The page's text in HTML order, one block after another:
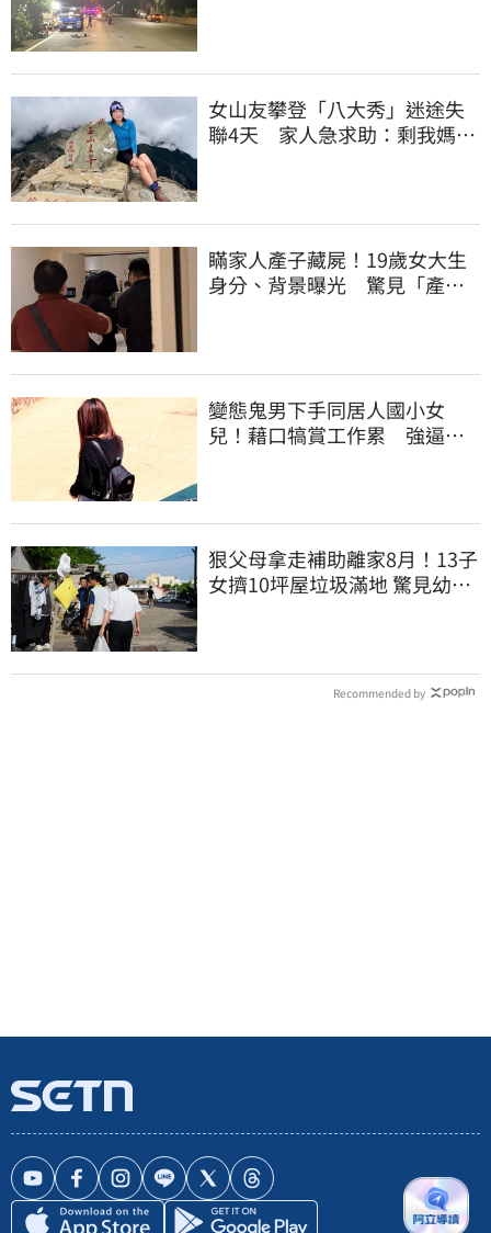
女山友攀登「八大秀」迷途失
聯4天 家人急求助：剩我媽還
瞞家人產子藏屍！19歲女大生
身分、背景曝光 驚見「產檢
變態鬼男下手同居人國小女
兒！藉口犒賞工作累 強逼打X
狠父母拿走補助離家8月！13子
女擠10坪屋垃圾滿地 驚見幼童
Recommended by